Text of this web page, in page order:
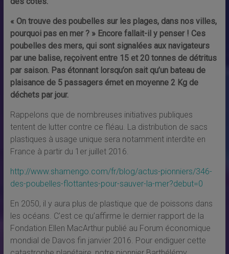
« On trouve des poubelles sur les plages, dans nos villes,
pourquoi pas en mer ? » Encore fallait-il y penser ! Ces
poubelles des mers, qui sont signalées aux navigateurs
par une balise, reçoivent entre 15 et 20 tonnes de détritus
par saison. Pas étonnant lorsqu’on sait qu’un bateau de
plaisance de 5 passagers émet en moyenne 2 Kg de
déchets par jour.
Rappelons que de nombreuses initiatives publiques
tentent de lutter contre ce fléau. La distribution de sacs
plastiques à usage unique sera notamment interdite en
France à partir du 1er juillet 2016.
http://www.shamengo.com/fr/blog/actus-pionniers/346-
des-poubelles-flottantes-pour-sauver-la-mer?debut=0
En 2050, il y aura plus de plastique que de poissons dans
les océans. C’est ce qu’affirme le dernier rapport de la
Fondation Ellen MacArthur publié au Forum économique
mondial de Davos fin janvier 2016. Pour endiguer cette